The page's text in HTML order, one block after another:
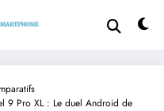
9 Pro XL : Le duel Android de